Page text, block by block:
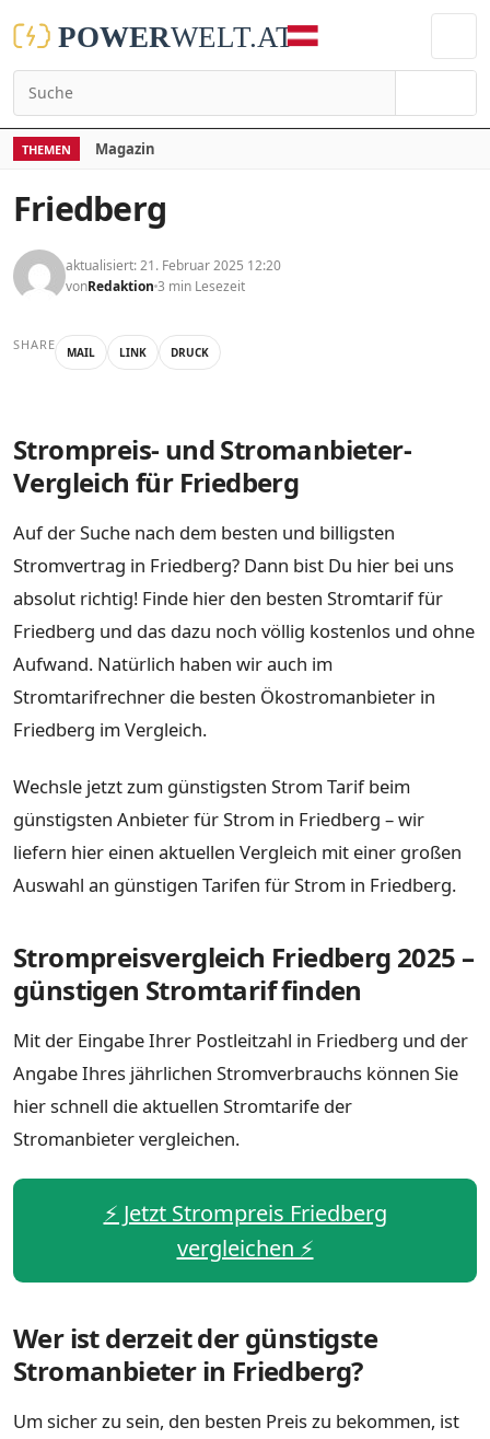
THEMEN Magazin
Friedberg
aktualisiert: 21. Februar 2025 12:20
vonRedaktion 3 min Lesezeit
SHARE MAIL LINK DRUCK
Strompreis- und Stromanbieter-
Vergleich für Friedberg
Auf der Suche nach dem besten und billigsten
Stromvertrag in Friedberg? Dann bist Du hier bei uns
absolut richtig! Finde hier den besten Stromtarif für
Friedberg und das dazu noch völlig kostenlos und ohne
Aufwand. Natürlich haben wir auch im
Stromtarifrechner die besten Ökostromanbieter in
Friedberg im Vergleich.
Wechsle jetzt zum günstigsten Strom Tarif beim
günstigsten Anbieter für Strom in Friedberg – wir
liefern hier einen aktuellen Vergleich mit einer großen
Auswahl an günstigen Tarifen für Strom in Friedberg.
Strompreisvergleich Friedberg 2025 –
günstigen Stromtarif finden
Mit der Eingabe Ihrer Postleitzahl in Friedberg und der
Angabe Ihres jährlichen Stromverbrauchs können Sie
hier schnell die aktuellen Stromtarife der
Stromanbieter vergleichen.
⚡️ Jetzt Strompreis Friedberg
vergleichen ⚡️
Wer ist derzeit der günstigste
Stromanbieter in Friedberg?
Um sicher zu sein, den besten Preis zu bekommen, ist